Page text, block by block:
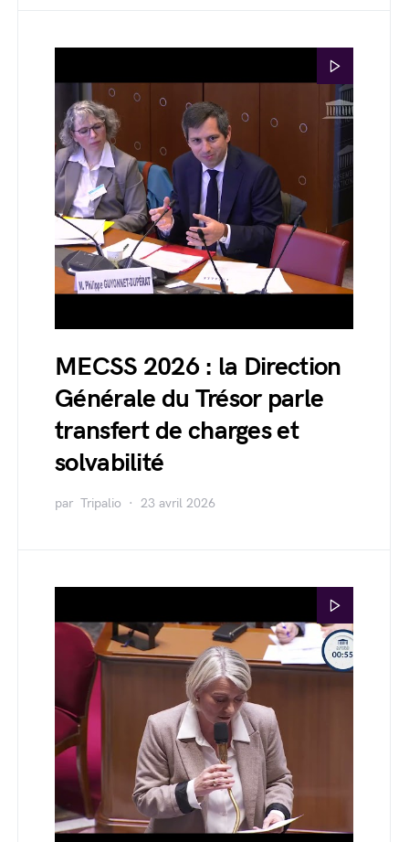
MECSS 2026 : la Direction
Générale du Trésor parle
transfert de charges et
solvabilité
par Tripalio 23 avril 2026